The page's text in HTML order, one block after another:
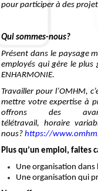
pour participer à des
Qui sommes-nous?
Présent dans le paysage
employés qui gère le plus
ENHARMONIE.
Travailler pour l’OMHM,
mettre votre expertise à
offrons des
télétravail, horaire
nous? https://
Plus qu’un emploi, faites
Une organisation dans
Une organisation qui